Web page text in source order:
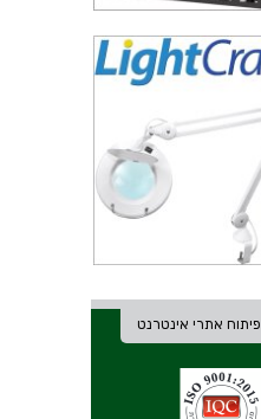
פיתוח אתרי אינטרנט